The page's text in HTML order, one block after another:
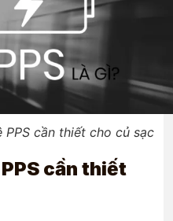
PPS cần thiết cho củ sạc
cần thiết